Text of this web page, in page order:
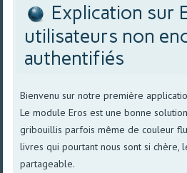
Explication sur
utilisateurs non
authentifiés
Bienvenu sur notre première
Le module Eros est une bonne
gribouillis parfois même de couleur
livres qui pourtant nous sont si chère,
partageable.